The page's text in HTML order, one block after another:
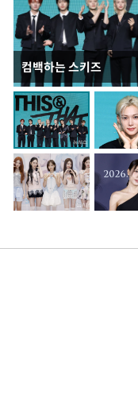
컴백하는 스키즈
한-미, UFS연합연습